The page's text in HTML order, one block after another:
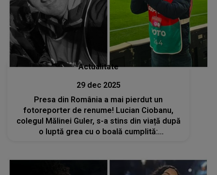
Actualitate
29 dec 2025
Presa din România a mai pierdut un
fotoreporter de renume! Lucian Ciobanu,
colegul Mălinei Guler, s-a stins din viață după
o luptă grea cu o boală cumplită: